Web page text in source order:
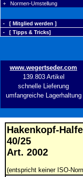
+ Normen-Umstellung
- [ Mitglied werden ]
- [ Tipps & Tricks]
www.wegertseder.com
139.803 Artikel
schnelle Lieferung
umfangreiche Lagerhaltung
Hakenkopf-
40/25
Art. 2002
(entspricht keiner ISO-